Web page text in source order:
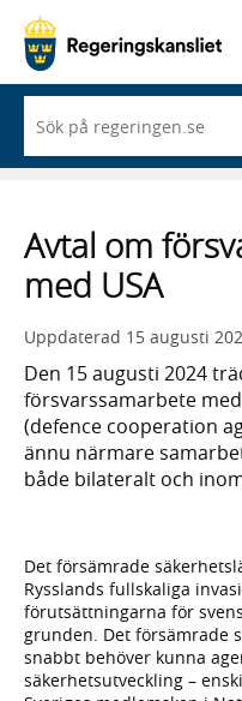
du
börjar
skriva
en
lista
med
Avtal om
med USA
Uppdaterad 15 augusti
Den 15 augusti 2024
försvarssamarbete
(defence cooperation
ännu närmare
både bilateralt och
Det försämrade
Rysslands fullskaliga
förutsättningarna för
grunden. Det försämrade
snabbt behöver kunna
säkerhetsutveckling –